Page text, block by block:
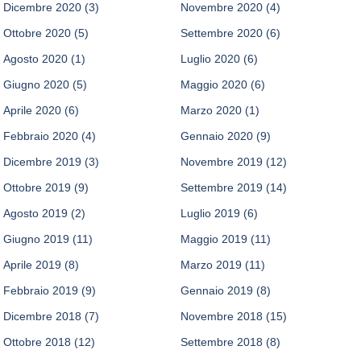
Dicembre 2020 (3) Novembre 2020 (4)
Ottobre 2020 (5) Settembre 2020 (6)
Agosto 2020 (1) Luglio 2020 (6)
Giugno 2020 (5) Maggio 2020 (6)
Aprile 2020 (6) Marzo 2020 (1)
Febbraio 2020 (4) Gennaio 2020 (9)
Dicembre 2019 (3) Novembre 2019 (12)
Ottobre 2019 (9) Settembre 2019 (14)
Agosto 2019 (2) Luglio 2019 (6)
Giugno 2019 (11) Maggio 2019 (11)
Aprile 2019 (8) Marzo 2019 (11)
Febbraio 2019 (9) Gennaio 2019 (8)
Dicembre 2018 (7) Novembre 2018 (15)
Ottobre 2018 (12) Settembre 2018 (8)